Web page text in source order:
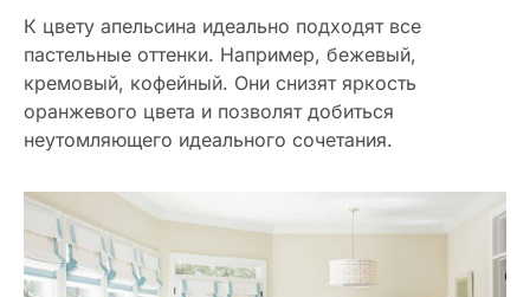
К цвету апельсина идеально подходят все
пастельные оттенки. Например, бежевый,
кремовый, кофейный. Они снизят яркость
оранжевого цвета и позволят добиться
неутомляющего идеального сочетания.